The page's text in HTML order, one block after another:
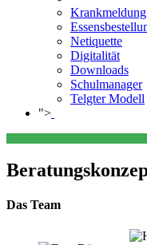
Krankmeldung
Netiquette
Digitalität
Downloads
Schulmanager
Telgter Modell
">
Das Team